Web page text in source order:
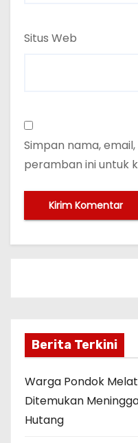
Situs Web
Simpan nama,
peramban ini untuk
Berita Terkini
Warga Pondok
Ditemukan
Hutang